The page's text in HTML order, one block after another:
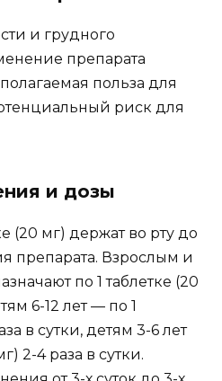
и грудного
препарата
польза для
риск для
и дозы
(20 мг) держат во рту до
препарата. Взрослым и
по 1 таблетке (20
6-12 лет — по 1
в сутки, детям 3-6 лет
2-4 раза в сутки.